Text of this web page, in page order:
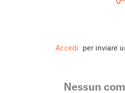
Accedi per inviare
Nessun